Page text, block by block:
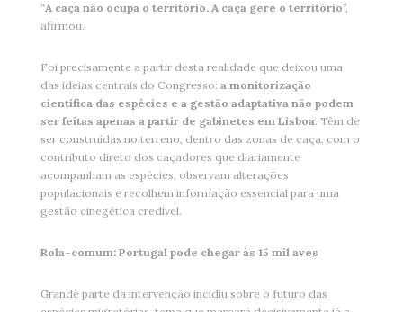
“A caça não ocupa o território. A caça gere o território”,
afirmou.
Foi precisamente a partir desta realidade que deixou uma
das ideias centrais do Congresso: a monitorização
científica das espécies e a gestão adaptativa não podem
ser feitas apenas a partir de gabinetes em Lisboa. Têm de
ser construídas no terreno, dentro das zonas de caça, com o
contributo direto dos caçadores que diariamente
acompanham as espécies, observam alterações
populacionais e recolhem informação essencial para uma
gestão cinegética credível.
Rola-comum: Portugal pode chegar às 15 mil aves
Grande parte da intervenção incidiu sobre o futuro das